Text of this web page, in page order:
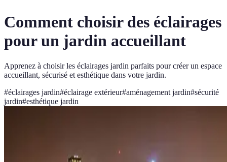
Comment choisir des éclairages
pour un jardin accueillant
Apprenez à choisir les éclairages jardin parfaits pour créer un espace
accueillant, sécurisé et esthétique dans votre jardin.
#éclairages jardin#éclairage extérieur#aménagement jardin#sécurité
jardin#esthétique jardin